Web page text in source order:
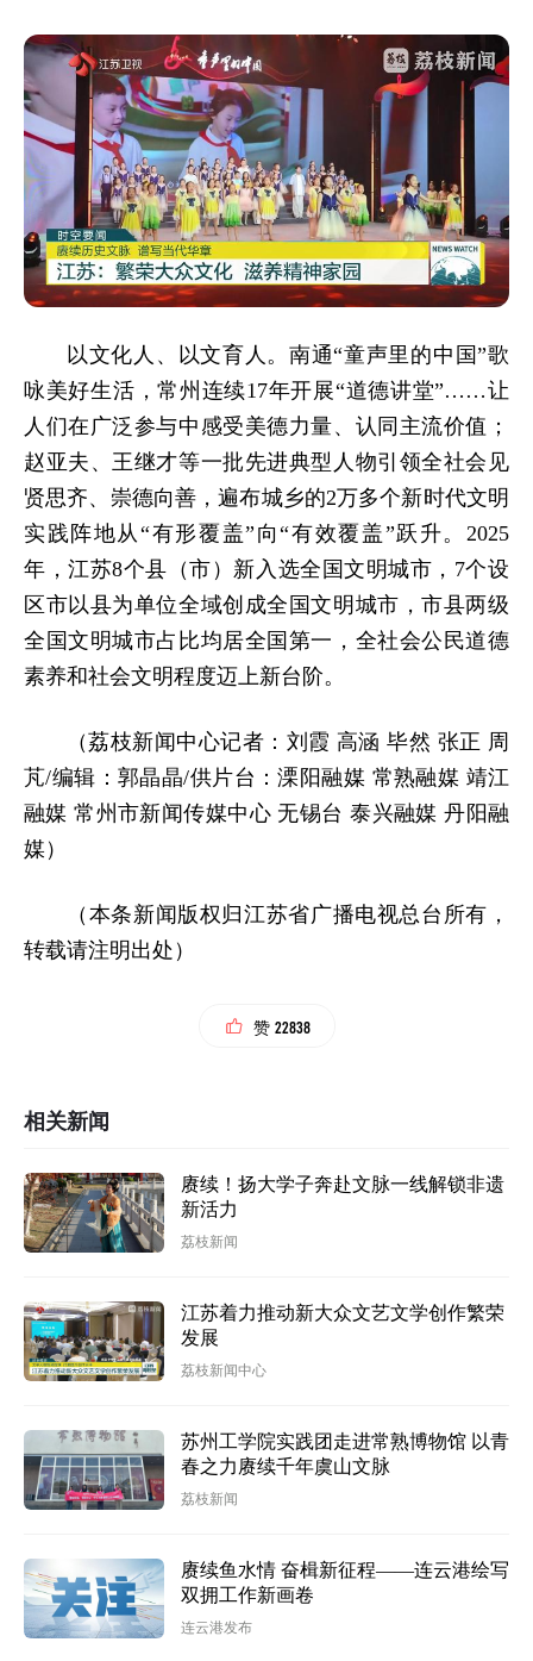
以文化人、以文育人。南通“童声里的中国”歌
咏美好生活，常州连续17年开展“道德讲堂”……让
人们在广泛参与中感受美德力量、认同主流价值；
赵亚夫、王继才等一批先进典型人物引领全社会见
贤思齐、崇德向善，遍布城乡的2万多个新时代文明
实践阵地从“有形覆盖”向“有效覆盖”跃升。2025
年，江苏8个县（市）新入选全国文明城市，7个设
区市以县为单位全域创成全国文明城市，市县两级
全国文明城市占比均居全国第一，全社会公民道德
素养和社会文明程度迈上新台阶。
（荔枝新闻中心记者：刘霞 高涵 毕然 张正 周
芃/编辑：郭晶晶/供片台：溧阳融媒 常熟融媒 靖江
融媒 常州市新闻传媒中心 无锡台 泰兴融媒 丹阳融
媒）
（本条新闻版权归江苏省广播电视总台所有，
转载请注明出处）
赞 22838
相关新闻
赓续！扬大学子奔赴文脉一线解锁非遗
新活力
荔枝新闻
江苏着力推动新大众文艺文学创作繁荣
发展
荔枝新闻中心
苏州工学院实践团走进常熟博物馆 以青
春之力赓续千年虞山文脉
荔枝新闻
赓续鱼水情 奋楫新征程——连云港绘写
双拥工作新画卷
连云港发布